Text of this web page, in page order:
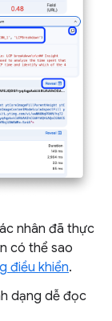
nhân đã thực
có thể sao
điều khiển.
dạng dễ đọc